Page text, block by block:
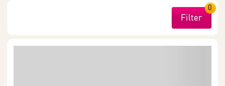
Filter
0